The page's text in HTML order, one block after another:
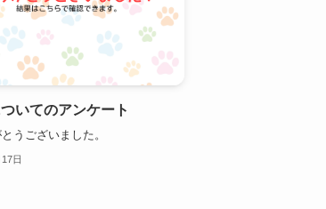
いてのアンケート
うございました。
日